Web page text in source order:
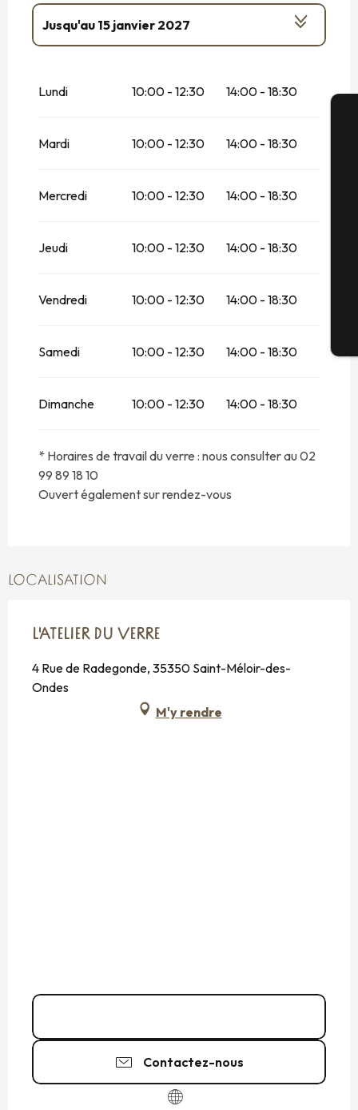
Jusqu'au 15 janvier 2027
Lundi 10:00 - 12:30 14:00 - 18:30
Mardi 10:00 - 12:30 14:00 - 18:30
Mercredi 10:00 - 12:30 14:00 - 18:30
Jeudi 10:00 - 12:30 14:00 - 18:30
Vendredi 10:00 - 12:30 14:00 - 18:30
Samedi 10:00 - 12:30 14:00 - 18:30
Dimanche 10:00 - 12:30 14:00 - 18:30
* Horaires de travail du verre : nous consulter au 02
99 89 18 10
Ouvert également sur rendez-vous
LOCALISATION
L'ATELIER DU VERRE
4 Rue de Radegonde, 35350 Saint-Méloir-des-
Ondes
M'y rendre
Contactez-nous